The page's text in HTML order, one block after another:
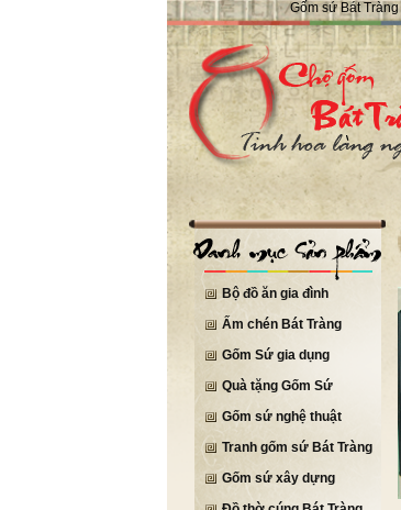
Gốm sứ Bát Tràng
Bộ đồ ăn gia đình
Ấm chén Bát Tràng
Gốm Sứ gia dụng
Quà tặng Gốm Sứ
Gốm sứ nghệ thuật
Tranh gốm sứ Bát Tràng
Gốm sứ xây dựng